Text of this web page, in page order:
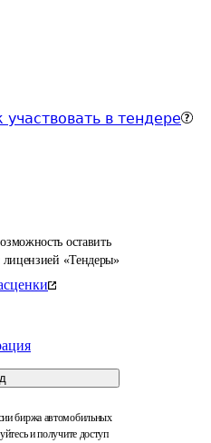
участвовать в тендере
оставить
лицензией «Тендеры»
биржа автомобильных
и получите доступ